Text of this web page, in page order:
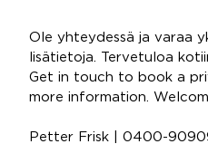
Ole yhteydessä ja varaa
lisätietoja. Tervetuloa
Get in touch to book a
more information.
Petter Frisk | 0400-